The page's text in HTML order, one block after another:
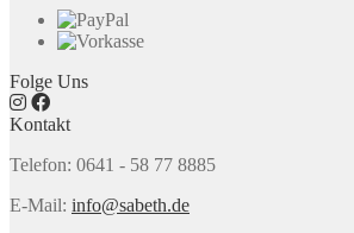
Folge Uns
Kontakt
Telefon: 0641 - 58 77 8885
E-Mail: info@sabeth.de